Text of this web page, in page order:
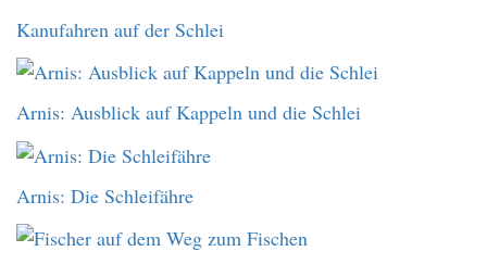
Kanufahren auf der Schlei
Arnis: Ausblick auf Kappeln und die Schlei
Arnis: Die Schleifähre